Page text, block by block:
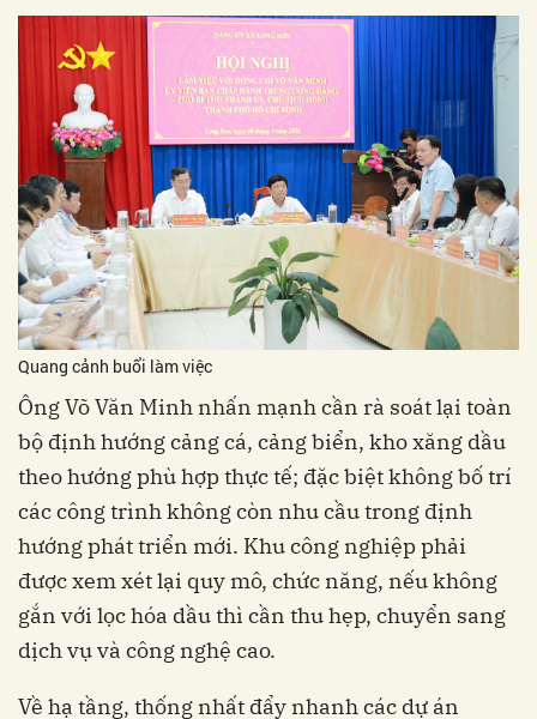
Quang cảnh buổi làm việc
Ông Võ Văn Minh nhấn mạnh cần rà soát lại toàn
bộ định hướng cảng cá, cảng biển, kho xăng dầu
theo hướng phù hợp thực tế; đặc biệt không bố trí
các công trình không còn nhu cầu trong định
hướng phát triển mới. Khu công nghiệp phải
được xem xét lại quy mô, chức năng, nếu không
gắn với lọc hóa dầu thì cần thu hẹp, chuyển sang
dịch vụ và công nghệ cao.
Về hạ tầng, thống nhất đẩy nhanh các dự án